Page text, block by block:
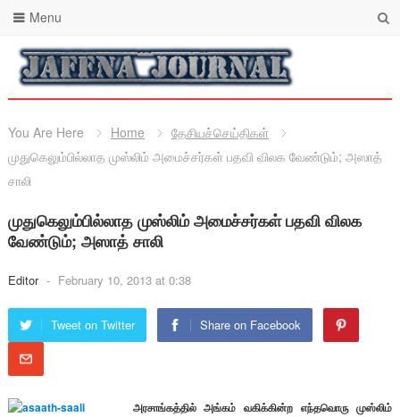
Menu
You Are Here Home
தேசியச்செய்திகள்
முதுகெலும்பில்லாத முஸ்லிம் அமைச்சர்கள் பதவி விலக வேண்டும்; அஸாத்
சாலி
முதுகெலும்பில்லாத முஸ்லிம் அமைச்சர்கள் பதவி விலக
வேண்டும்; அஸாத் சாலி
Editor - February 10, 2013 at 0:38
Tweet on Twitter Share on Facebook
அரசாங்கத்தில் அங்கம் வகிக்கின்ற எந்தவொரு முஸ்லிம்